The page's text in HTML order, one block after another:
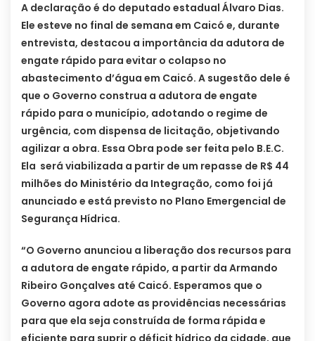
A declaração é do deputado estadual Álvaro Dias.
Ele esteve no final de semana em Caicó e, durante
entrevista, destacou a importância da adutora de
engate rápido para evitar o colapso no
abastecimento d’água em Caicó. A sugestão dele é
que o Governo construa a adutora de engate
rápido para o município, adotando o regime de
urgência, com dispensa de licitação, objetivando
agilizar a obra. Essa Obra pode ser feita pelo B.E.C.
Ela será viabilizada a partir de um repasse de R$ 44
milhões do Ministério da Integração, como foi já
anunciado e está previsto no Plano Emergencial de
Segurança Hídrica.
“O Governo anunciou a liberação dos recursos para
a adutora de engate rápido, a partir da Armando
Ribeiro Gonçalves até Caicó. Esperamos que o
Governo agora adote as providências necessárias
para que ela seja construída de forma rápida e